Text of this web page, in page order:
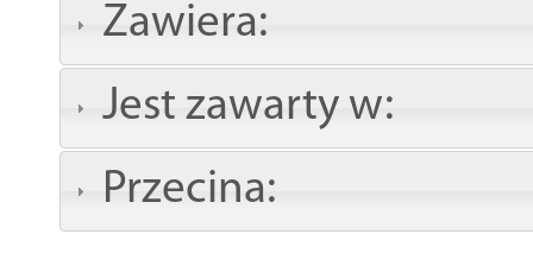
Zawiera:
Jest zawarty w:
Przecina: